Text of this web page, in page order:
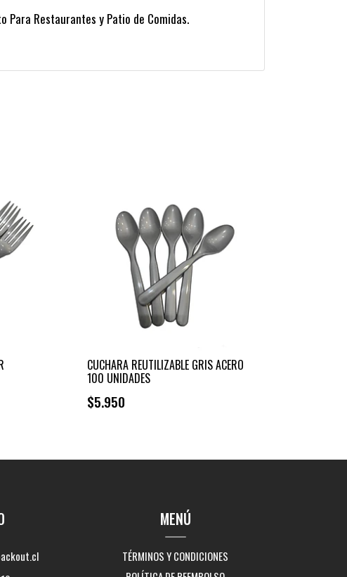
Para Restaurantes y Patio de Comidas.
CUCHARA REUTILIZABLE GRIS ACERO
100 UNIDADES
$5.950
MENÚ
TÉRMINOS Y CONDICIONES